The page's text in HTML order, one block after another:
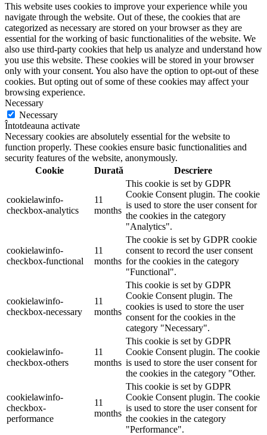
This website uses cookies to improve your experience while you
navigate through the website. Out of these, the cookies that are
categorized as necessary are stored on your browser as they are
essential for the working of basic functionalities of the website. We
also use third-party cookies that help us analyze and understand how
you use this website. These cookies will be stored in your browser
only with your consent. You also have the option to opt-out of these
cookies. But opting out of some of these cookies may affect your
browsing experience.
Necessary
Necessary
Întotdeauna activate
Necessary cookies are absolutely essential for the website to
function properly. These cookies ensure basic functionalities and
security features of the website, anonymously.
Cookie
Durată Descriere
cookielawinfo-
checkbox-analytics
11
months
This cookie is set by GDPR
Cookie Consent plugin. The cookie
is used to store the user consent for
the cookies in the category
"Analytics".
cookielawinfo-
checkbox-functional
11
months
The cookie is set by GDPR cookie
consent to record the user consent
for the cookies in the category
"Functional".
cookielawinfo-
checkbox-necessary
11
months
This cookie is set by GDPR
Cookie Consent plugin. The
cookies is used to store the user
consent for the cookies in the
category "Necessary".
cookielawinfo-
checkbox-others
11
months
This cookie is set by GDPR
Cookie Consent plugin. The cookie
is used to store the user consent for
the cookies in the category "Other.
cookielawinfo-
checkbox-
performance
11
months
This cookie is set by GDPR
Cookie Consent plugin. The cookie
is used to store the user consent for
the cookies in the category
"Performance".